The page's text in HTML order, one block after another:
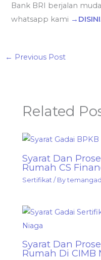
Bank BRI berjalan
whatsapp kami
← Previous Post
Related
Syarat Dan
Rumah CS
Sertifikat / Bytemangad
Syarat Dan
Rumah Di CIMB